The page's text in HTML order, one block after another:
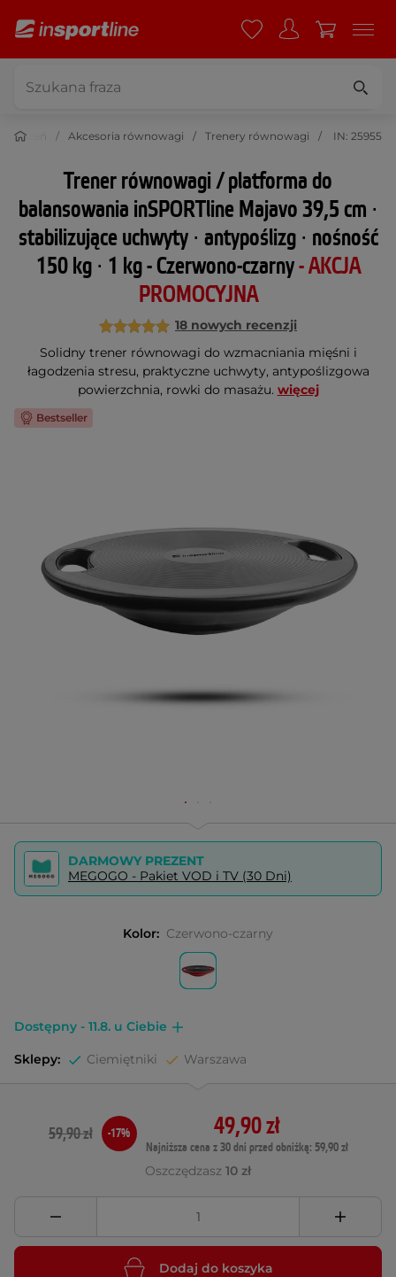
Akcesoria równowagi Trenery równowagi IN: 25955
Trener równowagi / platforma do
balansowania inSPORTline Majavo 39,5 cm ∙
stabilizujące uchwyty ∙ antypoślizg ∙ nośność
150 kg ∙ 1 kg - Czerwono-czarny- AKCJA
PROMOCYJNA
18 nowych recenzji
Solidny trener równowagi do wzmacniania mięśni i
łagodzenia stresu, praktyczne uchwyty, antypoślizgowa
powierzchnia, rowki do masażu. więcej
Bestseller
DARMOWY PREZENT
MEGOGO - Pakiet VOD i TV (30 Dni)
Kolor: Czerwono-czarny
Dostępny - 11.8. u Ciebie
Sklepy: Ciemiętniki Warszawa
49,90 zł
Najniższa cena z 30 dni przed obniżką: 59,90 zł
59,90 zł -17%
Oszczędzasz 10 zł
Dodaj do koszyka